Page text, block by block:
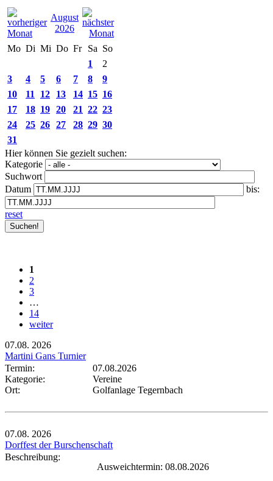
August
2026
Mo Di Mi Do Fr Sa So
1
2
3
4 5 6 7 8
9
10
11 12 13 14 15 16
17
18 19 20 21 22 23
24
25 26 27 28 29 30
31
Hier können Sie gezielt suchen:
Kategorie
Suchwort
Datum
bis:
reset
1
2
3
…
14
weiter
07.08. 2026
Martini Gans Turnier
Termin:
07.08.2026
Kategorie:
Vereine
Ort:
Golfanlage Tegernbach
07.08. 2026
Dorffest der Burschenschaft
Beschreibung:
Ausweichtermin: 08.08.2026